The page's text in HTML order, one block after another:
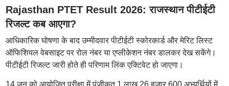
Rajasthan PTET Result 2026: राजस्थान पीटीईटी
रिजल्ट कब आएगा?
आधिकारिक घोषणा के बाद उम्मीदवार पीटीईटी स्कोरकार्ड और मेरिट लिस्ट
ऑफिशियल वेबसाइट पर रोल नंबर या एप्लीकेशन नंबर डालकर देख सकेंगे।
पीटीईटी रिजल्ट जारी होते ही परिणाम लिंक एक्टिवेट हो जाएगा।
14 जून को आयोजित परीक्षा में पंजीकृत 1 लाख 26 हजार 600 अभ्यर्थियों में